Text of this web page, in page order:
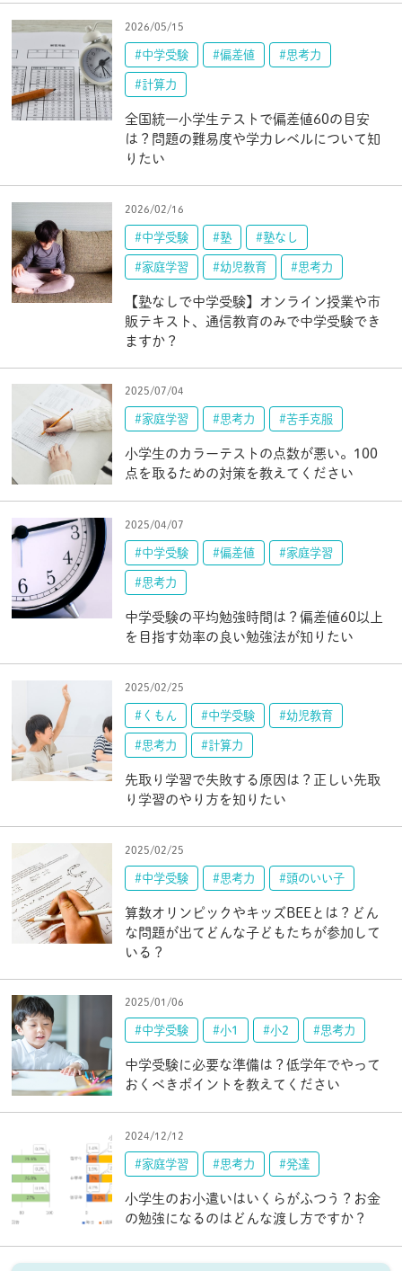
2026/05/15
#中学受験 #偏差値 #思考力
#計算力
全国統一小学生テストで偏差値60の目安
は？問題の難易度や学力レベルについて知
りたい
2026/02/16
#中学受験 #塾 #塾なし
#家庭学習 #幼児教育 #思考力
【塾なしで中学受験】オンライン授業や市
販テキスト、通信教育のみで中学受験でき
ますか？
2025/07/04
#家庭学習 #思考力 #苦手克服
小学生のカラーテストの点数が悪い。100
点を取るための対策を教えてください
2025/04/07
#中学受験 #偏差値 #家庭学習
#思考力
中学受験の平均勉強時間は？偏差値60以上
を目指す効率の良い勉強法が知りたい
2025/02/25
#くもん #中学受験 #幼児教育
#思考力 #計算力
先取り学習で失敗する原因は？正しい先取
り学習のやり方を知りたい
2025/02/25
#中学受験 #思考力 #頭のいい子
算数オリンピックやキッズBEEとは？どん
な問題が出てどんな子どもたちが参加して
いる？
2025/01/06
#中学受験 #小1 #小2 #思考力
中学受験に必要な準備は？低学年でやって
おくべきポイントを教えてください
2024/12/12
#家庭学習 #思考力 #発達
小学生のお小遣いはいくらがふつう？お金
の勉強になるのはどんな渡し方ですか？